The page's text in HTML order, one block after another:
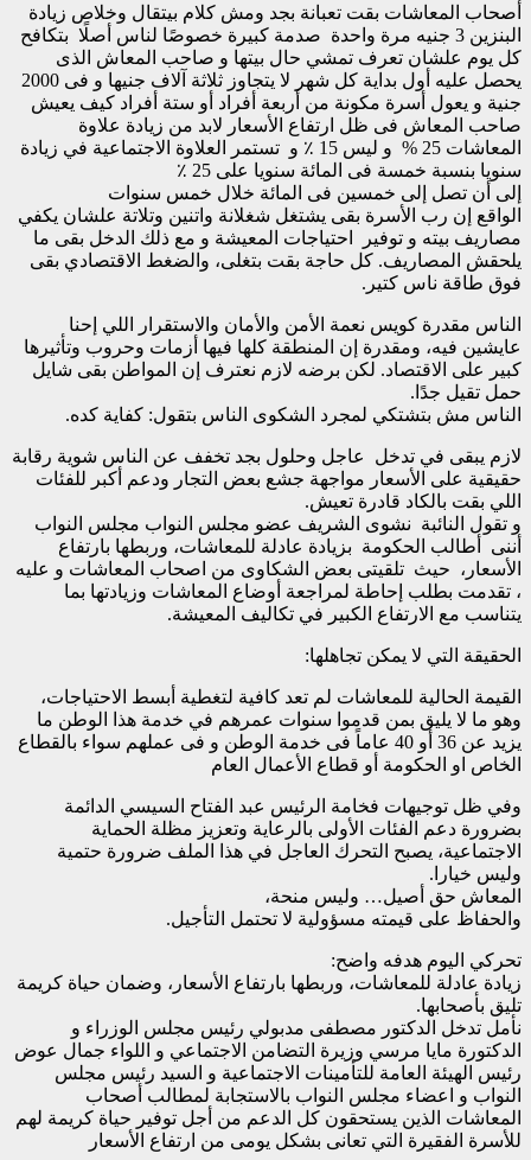
أصحاب المعاشات بقت تعبانة بجد ومش كلام بيتقال وخلاص زيادة
البنزين 3 جنيه مرة واحدة صدمة كبيرة خصوصًا لناس أصلًا بتكافح
كل يوم علشان تعرف تمشي حال بيتها و صاحب المعاش الذى
يحصل عليه أول بداية كل شهر لا يتجاوز ثلاثة آلاف جنيها و فى 2000
جنية و يعول أسرة مكونة من أربعة أفراد أو ستة أفراد كيف يعيش
صاحب المعاش فى ظل ارتفاع الأسعار لابد من زيادة علاوة
المعاشات 25 % و ليس 15 ٪ و تستمر العلاوة الاجتماعية في زيادة
سنويا بنسبة خمسة فى المائة سنويا على 25 ٪
إلى أن تصل إلى خمسين فى المائة خلال خمس سنوات
الواقع إن رب الأسرة بقى يشتغل شغلانة واتنين وتلاتة علشان يكفي
مصاريف بيته و توفير احتياجات المعيشة و مع ذلك الدخل بقى ما
يلحقش المصاريف. كل حاجة بقت بتغلى، والضغط الاقتصادي بقى
فوق طاقة ناس كتير.
الناس مقدرة كويس نعمة الأمن والأمان والاستقرار اللي إحنا
عايشين فيه، ومقدرة إن المنطقة كلها فيها أزمات وحروب وتأثيرها
كبير على الاقتصاد. لكن برضه لازم نعترف إن المواطن بقى شايل
حمل تقيل جدًا.
الناس مش بتشتكي لمجرد الشكوى الناس بتقول: كفاية كده.
لازم يبقى في تدخل عاجل وحلول بجد تخفف عن الناس شوية رقابة
حقيقية على الأسعار مواجهة جشع بعض التجار ودعم أكبر للفئات
اللي بقت بالكاد قادرة تعيش.
و تقول النائبة نشوى الشريف عضو مجلس النواب مجلس النواب
أننى أطالب الحكومة بزيادة عادلة للمعاشات، وربطها بارتفاع
الأسعار، حيث تلقيتى بعض الشكاوى من اصحاب المعاشات و عليه
، تقدمت بطلب إحاطة لمراجعة أوضاع المعاشات وزيادتها بما
يتناسب مع الارتفاع الكبير في تكاليف المعيشة.
الحقيقة التي لا يمكن تجاهلها:
القيمة الحالية للمعاشات لم تعد كافية لتغطية أبسط الاحتياجات،
وهو ما لا يليق بمن قدموا سنوات عمرهم في خدمة هذا الوطن ما
يزيد عن 36 أو 40 عاماً فى خدمة الوطن و فى عملهم سواء بالقطاع
الخاص او الحكومة أو قطاع الأعمال العام
وفي ظل توجيهات فخامة الرئيس عبد الفتاح السيسي الدائمة
بضرورة دعم الفئات الأولى بالرعاية وتعزيز مظلة الحماية
الاجتماعية، يصبح التحرك العاجل في هذا الملف ضرورة حتمية
وليس خيارا.
المعاش حق أصيل… وليس منحة،
والحفاظ على قيمته مسؤولية لا تحتمل التأجيل.
تحركي اليوم هدفه واضح:
زيادة عادلة للمعاشات، وربطها بارتفاع الأسعار، وضمان حياة كريمة
تليق بأصحابها.
نأمل تدخل الدكتور مصطفى مدبولي رئيس مجلس الوزراء و
الدكتورة مايا مرسي وزيرة التضامن الاجتماعي و اللواء جمال عوض
رئيس الهيئة العامة للتأمينات الاجتماعية و السيد رئيس مجلس
النواب و اعضاء مجلس النواب بالاستجابة لمطالب أصحاب
المعاشات الذين يستحقون كل الدعم من أجل توفير حياة كريمة لهم
للأسرة الفقيرة التي تعانى بشكل يومى من ارتفاع الأسعار